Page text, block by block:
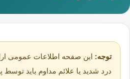
توجه: این صفحه اطلاعات عمومی
درد شدید یا علائم مداوم باید